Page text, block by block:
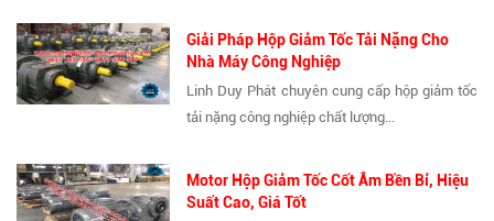
Giải Pháp Hộp Giảm Tốc Tải Nặng Cho
Nhà Máy Công Nghiệp
Linh Duy Phát chuyên cung cấp hộp giảm tốc
tải nặng công nghiệp chất lượng...
Motor Hộp Giảm Tốc Cốt Âm Bền Bỉ, Hiệu
Suất Cao, Giá Tốt